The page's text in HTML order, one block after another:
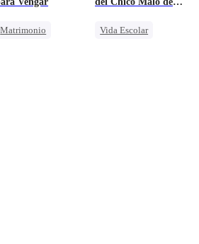
Matrimonio
Vida Escolar